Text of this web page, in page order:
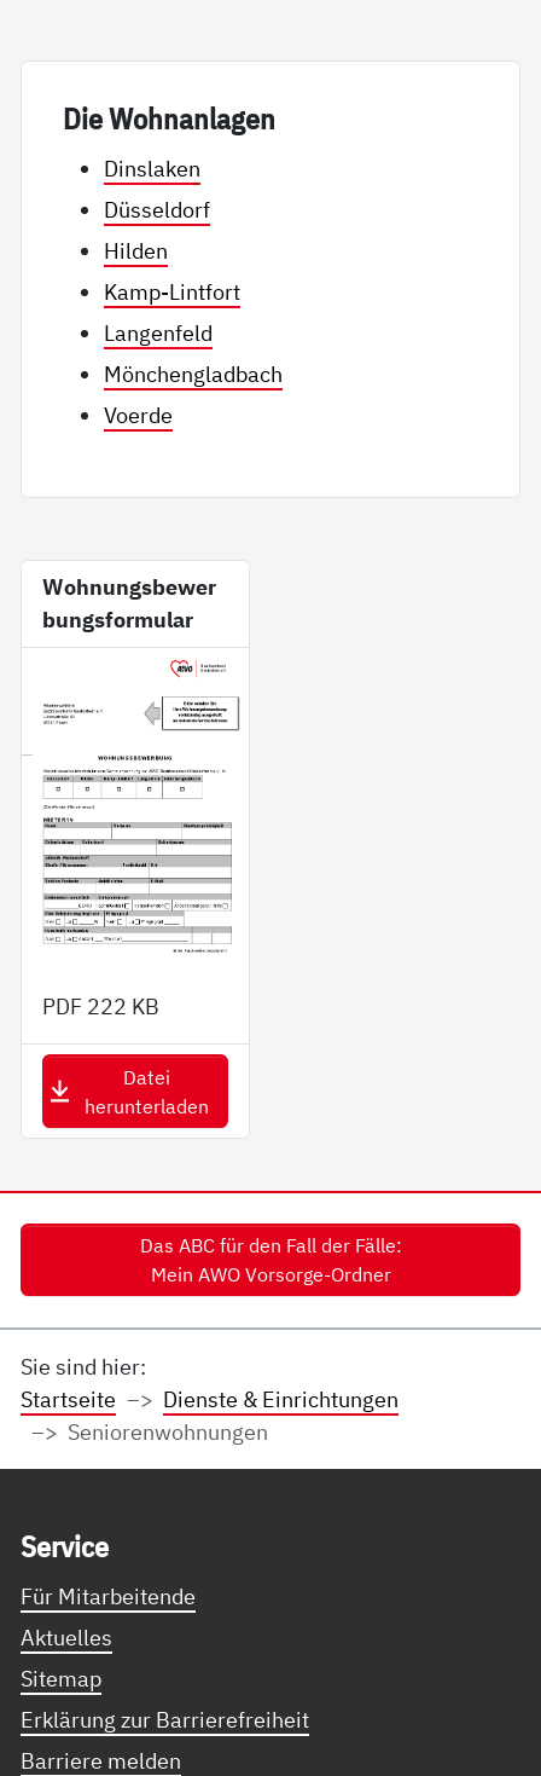
Die Wohn­an­la­gen
Dinslaken
Düsseldorf
Hilden
Kamp-Lintfort
Langenfeld
Mönchengladbach
Voerde
Wohnungsbewer
bungsformular
PDF 222 KB
Datei
herunterladen
Das ABC für den Fall der Fälle:
Mein AWO Vorsorge-Ordner
Sie sind hier:
Startseite
Dienste & Einrichtungen
Seniorenwohnungen
Ser­vice
Für Mitarbeitende
Aktuelles
Sitemap
Erklärung zur Barrierefreiheit
Barriere melden